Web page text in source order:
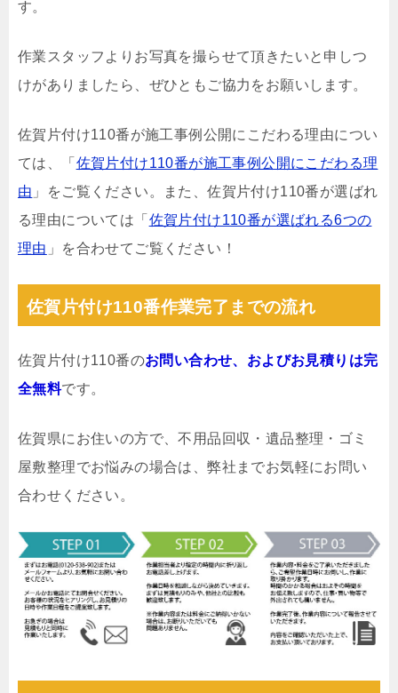
す。
作業スタッフよりお写真を撮らせて頂きたいと申しつ
けがありましたら、ぜひともご協力をお願いします。
佐賀片付け110番が施工事例公開にこだわる理由につい
ては、「 佐賀片付け110番が施工事例公開にこだわる理
由 」をご覧ください。また、佐賀片付け110番が選ばれ
る理由については「 佐賀片付け110番が選ばれる6つの
理由 」を合わせてご覧ください！
佐賀片付け110番作業完了までの流れ
佐賀片付け110番のお問い合わせ、およびお見積りは完
全無料です。
佐賀県にお住いの方で、不用品回収・遺品整理・ゴミ
屋敷整理でお悩みの場合は、弊社までお気軽にお問い
合わせください。